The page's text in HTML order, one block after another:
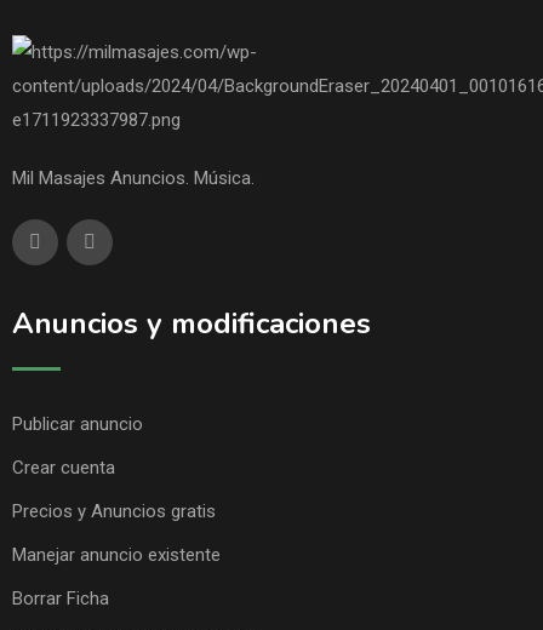
Mil Masajes Anuncios. Música.
Anuncios y modificaciones
Publicar anuncio
Crear cuenta
Precios y Anuncios gratis
Manejar anuncio existente
Borrar Ficha